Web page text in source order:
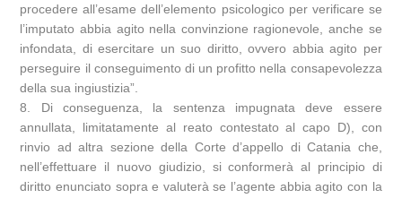
procedere all’esame dell’elemento psicologico per verificare se
l’imputato abbia agito nella convinzione ragionevole, anche se
infondata, di esercitare un suo diritto, ovvero abbia agito per
perseguire il conseguimento di un profitto nella consapevolezza
della sua ingiustizia”.
8. Di conseguenza, la sentenza impugnata deve essere
annullata, limitatamente al reato contestato al capo D), con
rinvio ad altra sezione della Corte d’appello di Catania che,
nell’effettuare il nuovo giudizio, si conformerà al principio di
diritto enunciato sopra e valuterà se l’agente abbia agito con la